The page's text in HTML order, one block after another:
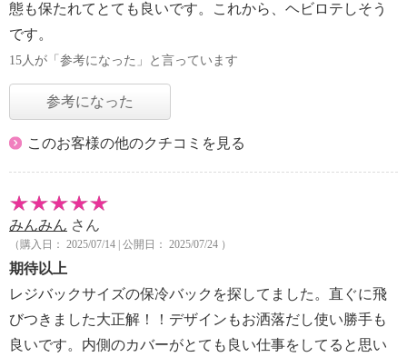
態も保たれてとても良いです。これから、ヘビロテしそう
です。
15人が「参考になった」と言っています
参考になった
このお客様の他のクチコミを見る
みんみん さん
（購入日： 2025/07/14 | 公開日： 2025/07/24 ）
期待以上
レジバックサイズの保冷バックを探してました。直ぐに飛
びつきました大正解！！デザインもお洒落だし使い勝手も
良いです。内側のカバーがとても良い仕事をしてると思い